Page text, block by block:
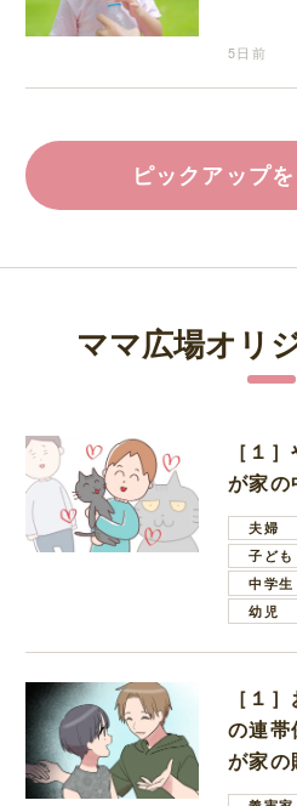
5日前
ピックアップ
ママ広場オリ
［１
が家の
夫婦
子ども
中学生
幼児
［１
の連帯
が家の
しいと